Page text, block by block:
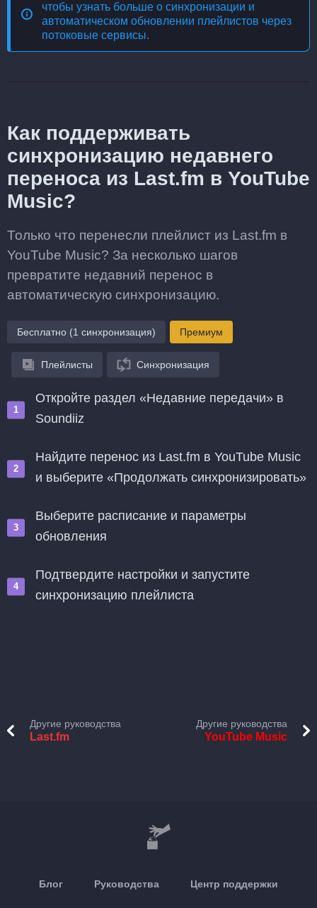
чтобы узнать больше о синхронизации и
автоматическом обновлении плейлистов через
потоковые сервисы.
Как поддерживать
синхронизацию недавнего
переноса из Last.fm в YouTube
Music?
Только что перенесли плейлист из Last.fm в
YouTube Music? За несколько шагов
превратите недавний перенос в
автоматическую синхронизацию.
Бесплатно (1 синхронизация) Премиум
Плейлисты Синхронизация
Откройте раздел «Недавние передачи» в
Soundiiz
Найдите перенос из Last.fm в YouTube Music
и выберите «Продолжать синхронизировать»
Выберите расписание и параметры
обновления
Подтвердите настройки и запустите
синхронизацию плейлиста
Другие руководства
Last.fm
Другие руководства
YouTube Music
Блог Руководства Центр поддержки